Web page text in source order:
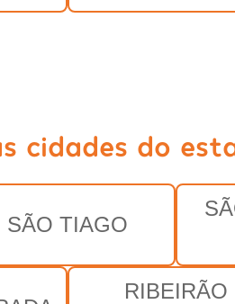
cidades do
SÃO TIAGO
RIBEIRÃO